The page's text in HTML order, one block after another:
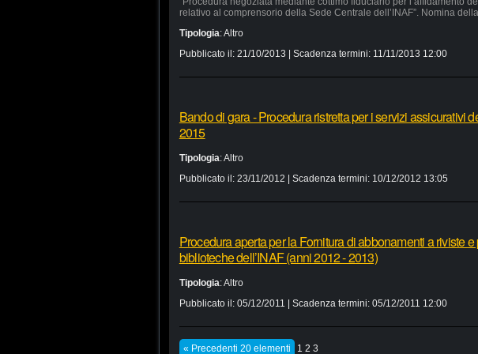
relativo al comprensorio della Sede Centrale dell’INAF”. Nomina
Tipologia:Altro
Pubblicato il: 21/10/2013 | Scadenza termini: 11/11/2013 12:00
Bando di gara - Procedura ristretta per i servizi assicurativi
2015
Tipologia:Altro
Pubblicato il: 23/11/2012 | Scadenza termini: 10/12/2012 13:05
Procedura aperta per la Fornitura di abbonamenti a riviste
biblioteche dell’INAF (anni 2012 - 2013)
Tipologia:Altro
Pubblicato il: 05/12/2011 | Scadenza termini: 05/12/2011 12:00
« Precedenti 20 elementi 1 2 3